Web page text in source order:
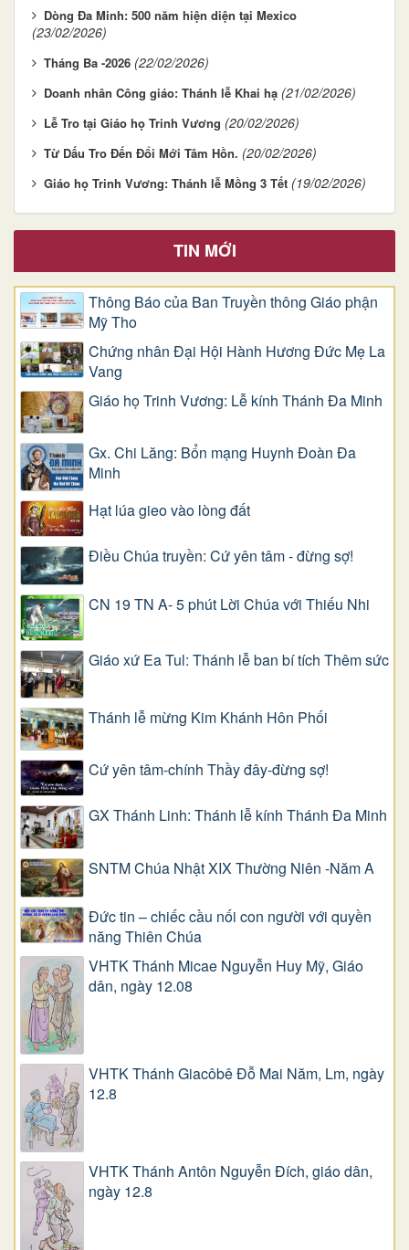
Dòng Đa Minh: 500 năm hiện diện tại Mexico
(23/02/2026)
Tháng Ba -2026 (22/02/2026)
Doanh nhân Công giáo: Thánh lễ Khai hạ (21/02/2026)
Lễ Tro tại Giáo họ Trinh Vương (20/02/2026)
Từ Dấu Tro Đến Đổi Mới Tâm Hồn. (20/02/2026)
Giáo họ Trinh Vương: Thánh lễ Mồng 3 Tết (19/02/2026)
TIN MỚI
Thông Báo của Ban Truyền thông Giáo phận
Mỹ Tho
Chứng nhân Đại Hội Hành Hương Đức Mẹ La
Vang
Giáo họ Trinh Vương: Lễ kính Thánh Đa Minh
Gx. Chi Lăng: Bổn mạng Huynh Đoàn Đa
Minh
Hạt lúa gieo vào lòng đất
Điều Chúa truyền: Cứ yên tâm - đừng sợ!
CN 19 TN A- 5 phút Lời Chúa với Thiếu Nhi
Giáo xứ Ea Tul: Thánh lễ ban bí tích Thêm sức
Thánh lễ mừng Kim Khánh Hôn Phối
Cứ yên tâm-chính Thầy đây-đừng sợ!
GX Thánh Linh: Thánh lễ kính Thánh Đa Minh
SNTM Chúa Nhật XIX Thường Niên -Năm A
Đức tin – chiếc cầu nối con người với quyền
năng Thiên Chúa
VHTK Thánh Micae Nguyễn Huy Mỹ, Giáo
dân, ngày 12.08
VHTK Thánh Giacôbê Ðỗ Mai Năm, Lm, ngày
12.8
VHTK Thánh Antôn Nguyễn Ðích, giáo dân,
ngày 12.8